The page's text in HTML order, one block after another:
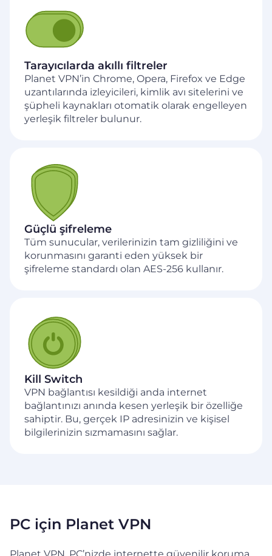
Tarayıcılarda akıllı filtreler
Planet VPN’in Chrome, Opera, Firefox ve Edge
uzantılarında izleyicileri, kimlik avı sitelerini ve
şüpheli kaynakları otomatik olarak engelleyen
yerleşik filtreler bulunur.
Güçlü şifreleme
Tüm sunucular, verilerinizin tam gizliliğini ve
korunmasını garanti eden yüksek bir
şifreleme standardı olan AES-256 kullanır.
Kill Switch
VPN bağlantısı kesildiği anda internet
bağlantınızı anında kesen yerleşik bir özelliğe
sahiptir. Bu, gerçek IP adresinizin ve kişisel
bilgilerinizin sızmamasını sağlar.
PC için Planet VPN